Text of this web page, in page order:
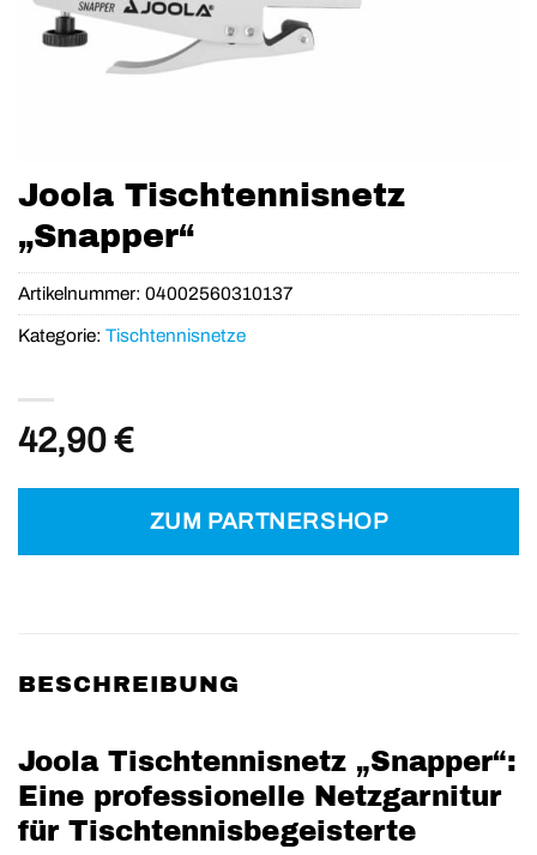
Joola Tischtennisnetz
„Snapper“
42,90€
ZUM PARTNERSHOP
Artikelnummer: 04002560310137
Kategorie: Tischtennisnetze
BESCHREIBUNG
Joola Tischtennisnetz „Snapper“:
Eine professionelle Netzgarnitur
für Tischtennisbegeisterte